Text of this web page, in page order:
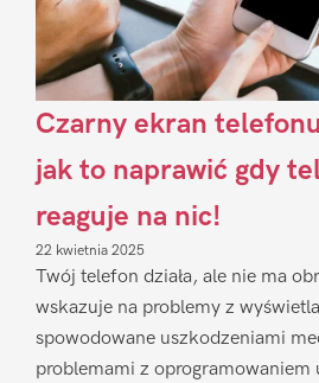
Czarny ekran
jak to naprawić gdy
reaguje na nic!
22 kwietnia 2025
Twój telefon działa, ale nie ma
wskazuje na problemy z
spowodowane uszkodzeniami
problemami z oprogramowaniem